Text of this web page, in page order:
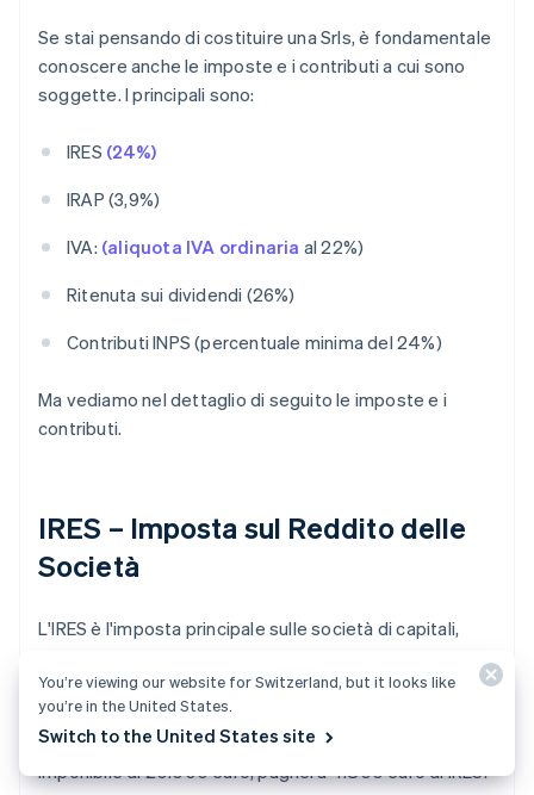
Se stai pensando di costituire una Srls, è fondamentale
conoscere anche le imposte e i contributi a cui sono
soggette. I principali sono:
IRES (24%)
IRAP (3,9%)
IVA: (aliquota IVA ordinaria al 22%)
Ritenuta sui dividendi (26%)
Contributi INPS (percentuale minima del 24%)
Ma vediamo nel dettaglio di seguito le imposte e i
contributi.
IRES – Imposta sul Reddito delle
Società
L'IRES è l'imposta principale sulle società di capitali,
cioè alla differenza tra ricavi e costi deducibili.
L'aliquota attualmente in vigore è del 24%. Ad
esempio: se a fine anno la Srls registra un utile
imponibile di 20.000 euro, pagherà 4.800 euro di IRES.
You’re viewing our website for Switzerland, but it looks like
you’re in the United States.
Switch to the United States site